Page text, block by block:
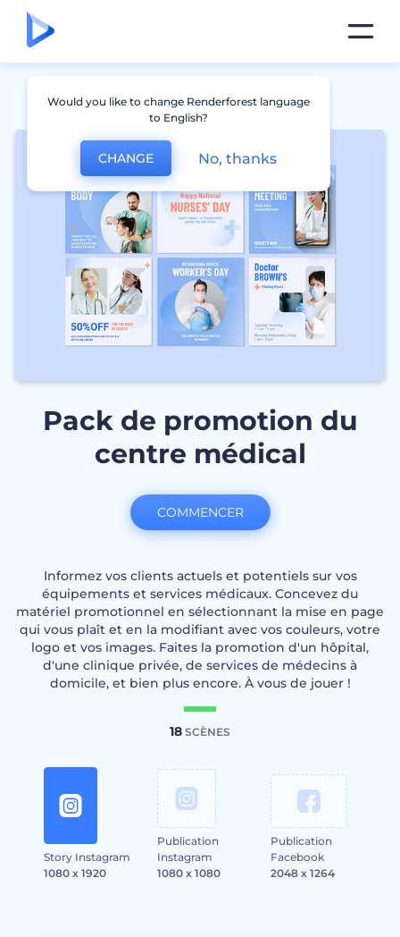
Pack de promotion du
centre médical
Informez vos clients actuels et potentiels sur vos
équipements et services médicaux. Concevez du
matériel promotionnel en sélectionnant la mise en page
qui vous plaît et en la modifiant avec vos couleurs, votre
logo et vos images. Faites la promotion d'un hôpital,
d'une clinique privée, de services de médecins à
domicile, et bien plus encore. À vous de jouer !
18 SCÈNES
Story Instagram
1080 x 1920
Publication
Instagram
1080 x 1080
Publication
Facebook
2048 x 1264
COMMENCER
Would you like to change Renderforest language
to English?
CHANGE No, thanks